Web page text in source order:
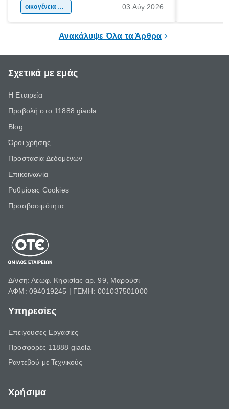
χώρας. Είτε πρόκειται για λίγες μέρες
οικογένεια & παιδί 03 Αύγ 2026
Ανακάλυψε Όλα τα Άρθρα
Σχετικά με εμάς
Η Εταιρεία
Προβολή στο 11888 giaola
Blog
Όροι χρήσης
Προστασία Δεδομένων
Επικοινωνία
Ρυθμίσεις Cookies
Προσβασιμότητα
Δ/νση: Λεωφ. Κηφισίας αρ. 99, Μαρούσι
ΑΦΜ: 094019245 | ΓΕΜΗ: 001037501000
Υπηρεσίες
Επείγουσες Εργασίες
Προσφορές 11888 giaola
Ραντεβού με Τεχνικούς
Χρήσιμα